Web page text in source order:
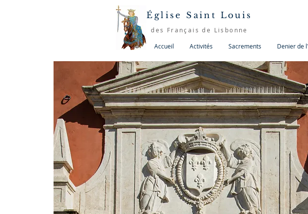
Accueil Activités Sacrements Denier de
Église Saint Louis
des Français de Lisbonne